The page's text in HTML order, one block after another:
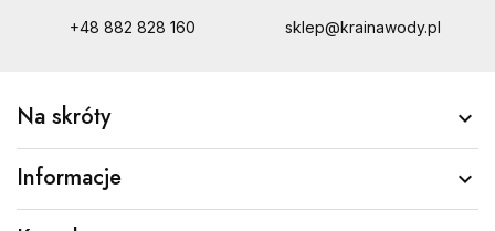
+48 882 828 160 sklep@krainawody.pl
Na skróty 
Informacje 